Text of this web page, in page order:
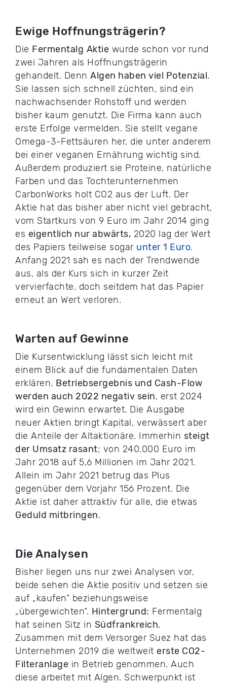
Ewige Hoffnungsträgerin?
Die Fermentalg Aktie wurde schon vor rund
zwei Jahren als Hoffnungsträgerin
gehandelt. Denn Algen haben viel Potenzial.
Sie lassen sich schnell züchten, sind ein
nachwachsender Rohstoff und werden
bisher kaum genutzt. Die Firma kann auch
erste Erfolge vermelden. Sie stellt vegane
Omega-3-Fettsäuren her, die unter anderem
bei einer veganen Ernährung wichtig sind.
Außerdem produziert sie Proteine, natürliche
Farben und das Tochterunternehmen
CarbonWorks holt CO2 aus der Luft. Der
Aktie hat das bisher aber nicht viel gebracht,
vom Startkurs von 9 Euro im Jahr 2014 ging
es eigentlich nur abwärts, 2020 lag der Wert
des Papiers teilweise sogar unter 1 Euro.
Anfang 2021 sah es nach der Trendwende
aus, als der Kurs sich in kurzer Zeit
vervierfachte, doch seitdem hat das Papier
erneut an Wert verloren.
Warten auf Gewinne
Die Kursentwicklung lässt sich leicht mit
einem Blick auf die fundamentalen Daten
erklären. Betriebsergebnis und Cash-Flow
werden auch 2022 negativ sein, erst 2024
wird ein Gewinn erwartet. Die Ausgabe
neuer Aktien bringt Kapital, verwässert aber
die Anteile der Altaktionäre. Immerhin steigt
der Umsatz rasant; von 240.000 Euro im
Jahr 2018 auf 5,6 Millionen im Jahr 2021.
Allein im Jahr 2021 betrug das Plus
gegenüber dem Vorjahr 156 Prozent. Die
Aktie ist daher attraktiv für alle, die etwas
Geduld mitbringen.
Die Analysen
Bisher liegen uns nur zwei Analysen vor,
beide sehen die Aktie positiv und setzen sie
auf „kaufen“ beziehungsweise
„übergewichten“. Hintergrund: Fermentalg
hat seinen Sitz in Südfrankreich.
Zusammen mit dem Versorger Suez hat das
Unternehmen 2019 die weltweit erste CO2-
Filteranlage in Betrieb genommen. Auch
diese arbeitet mit Algen. Schwerpunkt ist